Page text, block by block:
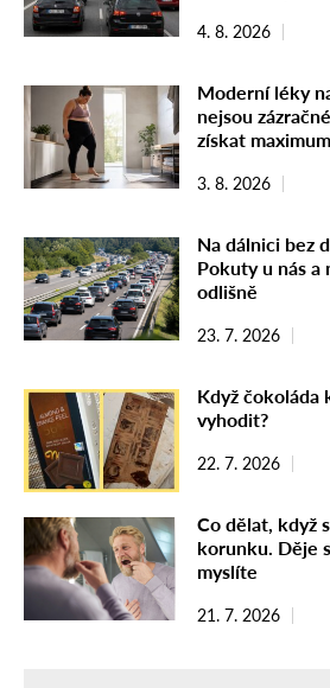
4. 8. 2026
Moderní léky
nejsou
získat maximum
3. 8. 2026
Na dálnici bez
Pokuty u nás a
odlišně
23. 7. 2026
Když čokoláda
vyhodit?
22. 7. 2026
Co dělat, když
korunku. Děje
myslíte
21. 7. 2026